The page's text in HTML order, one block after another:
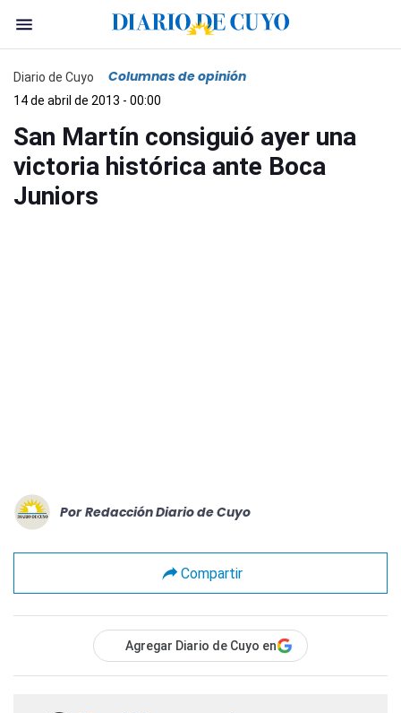
Diario de Cuyo Columnas de opinión
14 de abril de 2013 - 00:00
San Martín consiguió ayer una
victoria histórica ante Boca
Juniors
Por Redacción Diario de Cuyo
Compartir
Agregar Diario de Cuyo en